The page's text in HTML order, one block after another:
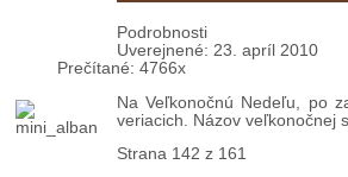
Podrobnosti
Uverejnené: 23. apríl 2010
Prečítané: 4766x
Na Veľkonočnú Nedeľu, po
veriacich. Názov veľkonočnej
Strana 142 z 161